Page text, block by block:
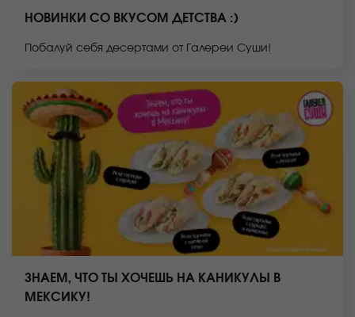
НОВИНКИ СО ВКУСОМ ДЕТСТВА :)
Побалуй себя десертами от Галереи Суши!
ЗНАЕМ, ЧТО ТЫ ХОЧЕШЬ НА КАНИКУЛЫ В
МЕКСИКУ!